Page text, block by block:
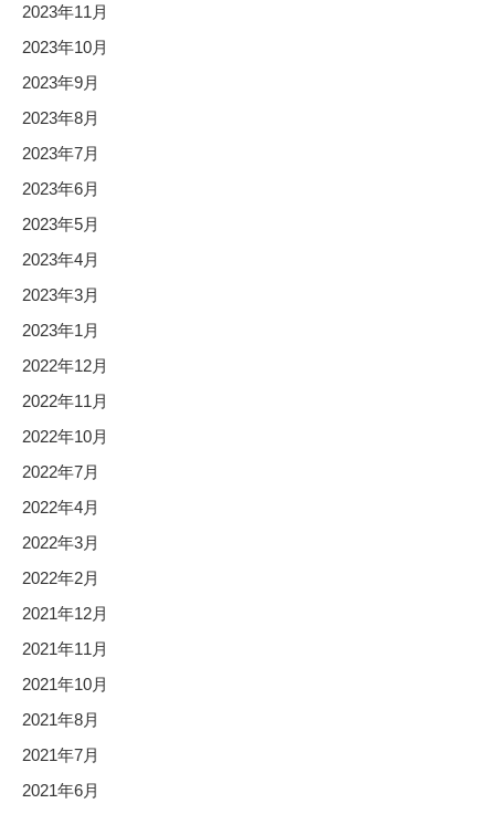
2023年11月
2023年10月
2023年9月
2023年8月
2023年7月
2023年6月
2023年5月
2023年4月
2023年3月
2023年1月
2022年12月
2022年11月
2022年10月
2022年7月
2022年4月
2022年3月
2022年2月
2021年12月
2021年11月
2021年10月
2021年8月
2021年7月
2021年6月